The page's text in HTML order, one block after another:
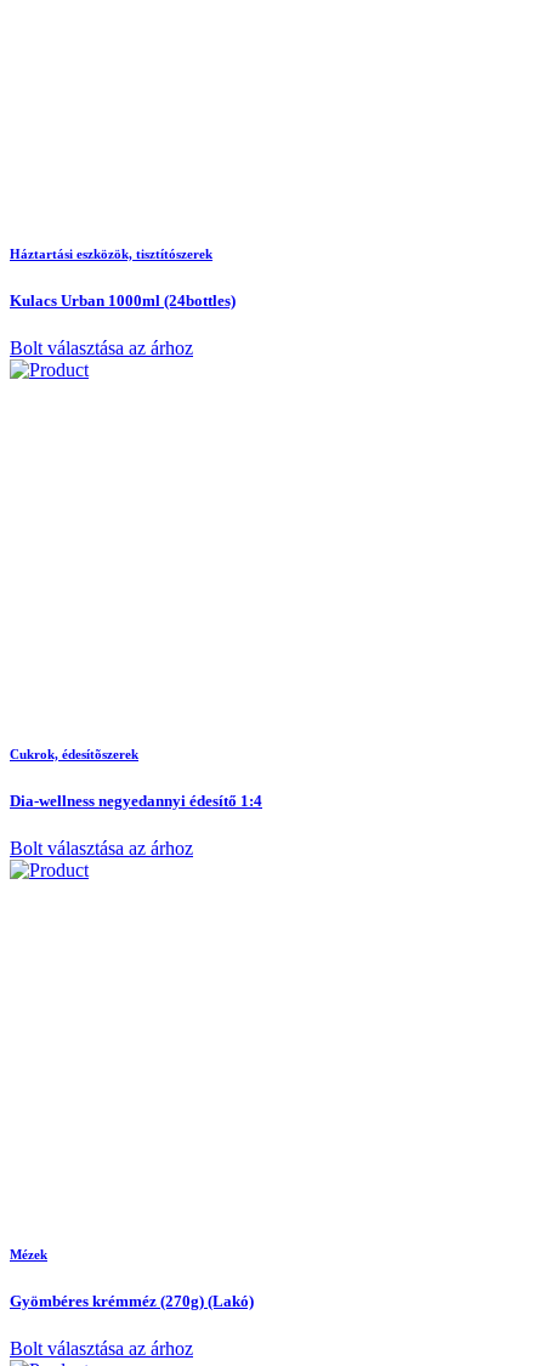
Háztartási eszközök, tisztítószerek
Kulacs Urban 1000ml (24bottles)
Bolt választása az árhoz
Cukrok, édesítõszerek
Dia-wellness negyedannyi édesítő 1:4
Bolt választása az árhoz
Mézek
Gyömbéres krémméz (270g) (Lakó)
Bolt választása az árhoz